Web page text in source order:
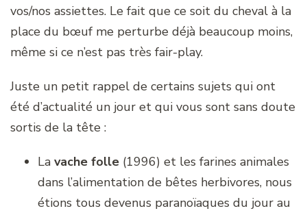
vos/nos assiettes. Le fait que ce soit du cheval à la
place du bœuf me perturbe déjà beaucoup moins,
même si ce n’est pas très fair-play.
Juste un petit rappel de certains sujets qui ont
été d’actualité un jour et qui vous sont sans doute
sortis de la tête :
La vache folle (1996) et les farines animales
dans l’alimentation de bêtes herbivores, nous
étions tous devenus paranoïaques du jour au